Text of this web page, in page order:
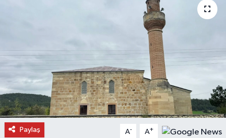
Paylaş A- A+
Doğanyurt Haberleri
Hanönü Haberleri
İhsangazi Haberleri
İnebolu Haberleri